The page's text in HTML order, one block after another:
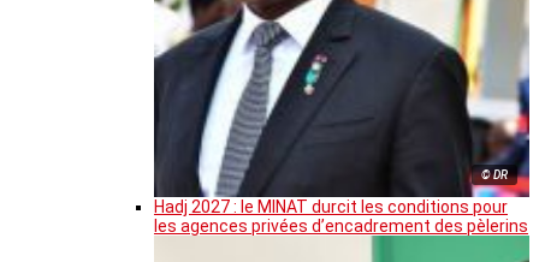
© DR
Hadj 2027 : le MINAT durcit les conditions pour
les agences privées d’encadrement des pèlerins